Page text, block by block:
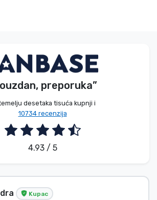
preporuka”
desetaka tisuća kupnji i
10734 recenzija
4.93 / 5
Kupac